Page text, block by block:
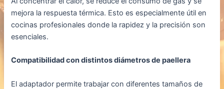
mejora la respuesta térmica. Esto es especialmente útil en
cocinas profesionales donde la rapidez y la precisión son
esenciales.
Compatibilidad con distintos diámetros de paellera
El adaptador permite trabajar con diferentes tamaños de